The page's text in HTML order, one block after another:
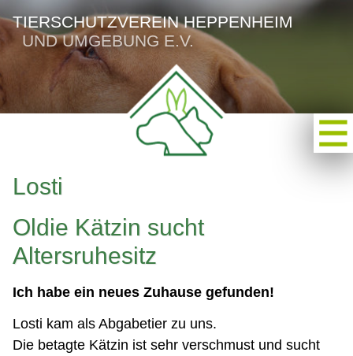
TIERSCHUTZVEREIN HEPPENHEIM
UND UMGEBUNG E.V.
Losti
Oldie Kätzin sucht
Altersruhesitz
Ich habe ein neues Zuhause gefunden!
Losti kam als Abgabetier zu uns.
Die betagte Kätzin ist sehr verschmust und sucht